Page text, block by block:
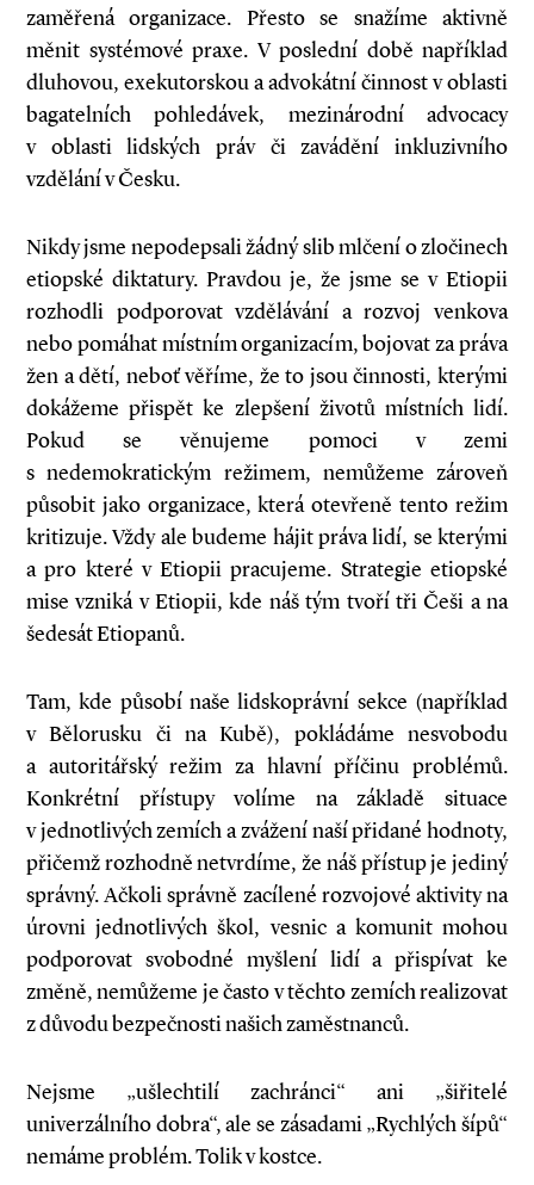
zaměřená organizace. Přesto se snažíme aktivně
měnit systémové praxe. V poslední době například
dluhovou, exekutorskou a advokátní činnost v oblasti
bagatelních pohledávek, mezinárodní advocacy
v oblasti lidských práv či zavádění inkluzivního
vzdělání v Česku.
Nikdy jsme nepodepsali žádný slib mlčení o zločinech
etiopské diktatury. Pravdou je, že jsme se v Etiopii
rozhodli podporovat vzdělávání a rozvoj venkova
nebo pomáhat místním organizacím, bojovat za práva
žen a dětí, neboť věříme, že to jsou činnosti, kterými
dokážeme přispět ke zlepšení životů místních lidí.
Pokud se věnujeme pomoci v zemi
s nedemokratickým režimem, nemůžeme zároveň
působit jako organizace, která otevřeně tento režim
kritizuje. Vždy ale budeme hájit práva lidí, se kterými
a pro které v Etiopii pracujeme. Strategie etiopské
mise vzniká v Etiopii, kde náš tým tvoří tři Češi a na
šedesát Etiopanů.
Tam, kde působí naše lidskoprávní sekce (například
v Bělorusku či na Kubě), pokládáme nesvobodu
a autoritářský režim za hlavní příčinu problémů.
Konkrétní přístupy volíme na základě situace
v jednotlivých zemích a zvážení naší přidané hodnoty,
přičemž rozhodně netvrdíme, že náš přístup je jediný
správný. Ačkoli správně zacílené rozvojové aktivity na
úrovni jednotlivých škol, vesnic a komunit mohou
podporovat svobodné myšlení lidí a přispívat ke
změně, nemůžeme je často v těchto zemích realizovat
z důvodu bezpečnosti našich zaměstnanců.
Nejsme „ušlechtilí zachránci“ ani „šiřitelé
univerzálního dobra“, ale se zásadami „Rychlých šípů“
nemáme problém. Tolik v kostce.